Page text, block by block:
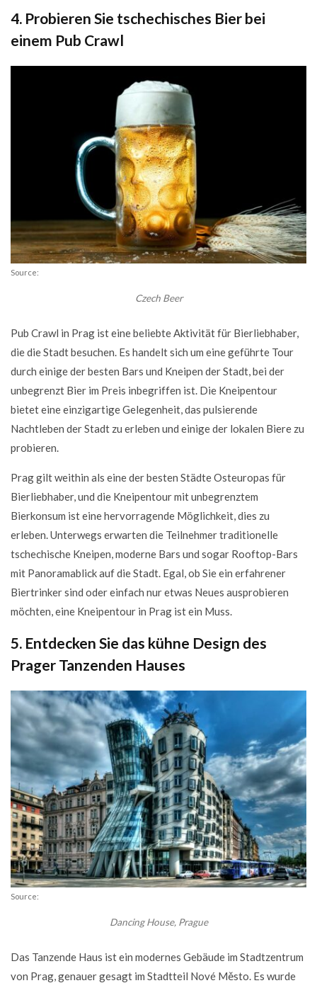
4. Probieren Sie tschechisches Bier bei
einem Pub Crawl
Source:
Czech Beer
Pub Crawl in Prag ist eine beliebte Aktivität für Bierliebhaber,
die die Stadt besuchen. Es handelt sich um eine geführte Tour
durch einige der besten Bars und Kneipen der Stadt, bei der
unbegrenzt Bier im Preis inbegriffen ist. Die Kneipentour
bietet eine einzigartige Gelegenheit, das pulsierende
Nachtleben der Stadt zu erleben und einige der lokalen Biere zu
probieren.
Prag gilt weithin als eine der besten Städte Osteuropas für
Bierliebhaber, und die Kneipentour mit unbegrenztem
Bierkonsum ist eine hervorragende Möglichkeit, dies zu
erleben. Unterwegs erwarten die Teilnehmer traditionelle
tschechische Kneipen, moderne Bars und sogar Rooftop-Bars
mit Panoramablick auf die Stadt. Egal, ob Sie ein erfahrener
Biertrinker sind oder einfach nur etwas Neues ausprobieren
möchten, eine Kneipentour in Prag ist ein Muss.
5. Entdecken Sie das kühne Design des
Prager Tanzenden Hauses
Source:
Dancing House, Prague
Das Tanzende Haus ist ein modernes Gebäude im Stadtzentrum
von Prag, genauer gesagt im Stadtteil Nové Město. Es wurde